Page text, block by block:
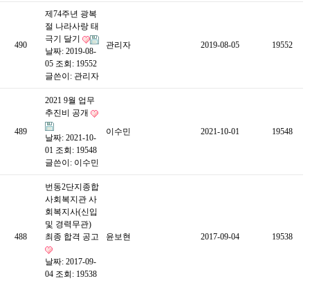
490
제74주년 광복
절 나라사랑 태
극기 달기
날짜: 2019-08-
05 조회: 19552
글쓴이: 관리자
관리자 2019-08-05 19552
489
2021 9월 업무
추진비 공개
날짜: 2021-10-
01 조회: 19548
글쓴이: 이수민
이수민 2021-10-01 19548
488
번동2단지종합
사회복지관 사
회복지사(신입
및 경력무관)
최종 합격 공고
날짜: 2017-09-
04 조회: 19538
윤보현 2017-09-04 19538